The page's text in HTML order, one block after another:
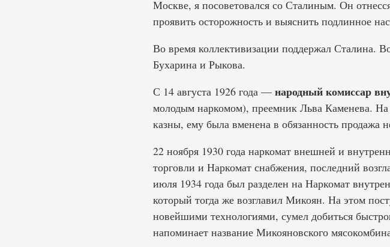
Москве, я посоветовался со Сталиным. Он
проявить осторожность и выяснить подлинное
Во время коллективизации поддержал Сталина.
Бухарина и Рыкова.
С 14 августа 1926 года — народный комиссар
молодым наркомом), преемник Льва Каменева. На
казны, ему была вменена в обязанность продажа
22 ноября 1930 года наркомат внешней и
торговли и Наркомат снабжения, последний
июля 1934 года был разделен на Наркомат
который тогда же возглавил Микоян. На этом
новейшими технологиями, сумел добиться
напоминает название Микояновского